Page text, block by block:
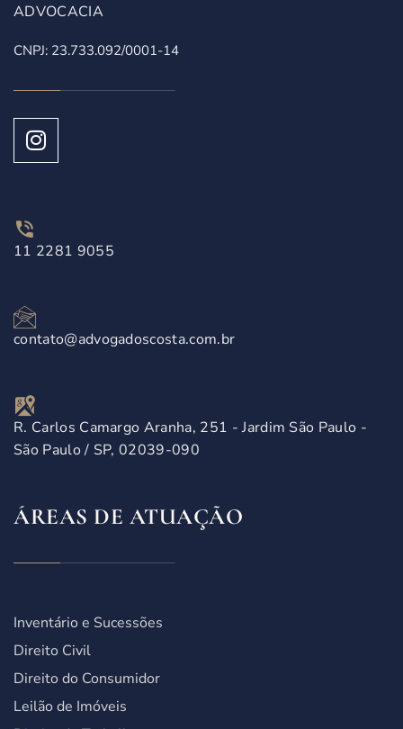
ADVOCACIA
CNPJ: 23.733.092/0001-14
11 2281 9055
contato@advogadoscosta.com.br
R. Carlos Camargo Aranha, 251 - Jardim São Paulo -
São Paulo / SP, 02039-090
ÁREAS DE ATUAÇÃO
Inventário e Sucessões
Direito Civil
Direito do Consumidor
Leilão de Imóveis